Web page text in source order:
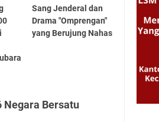
Sang Jenderal dan
Drama "Omprengan"
yang Berujung Nahas
Negara Bersatu